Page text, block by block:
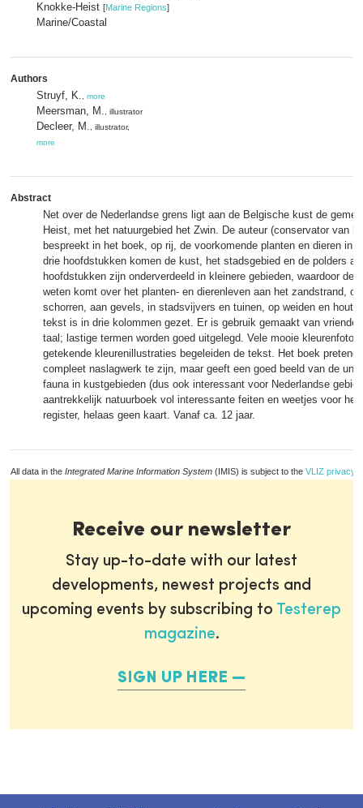
Knokke-Heist [Marine Regions]
Marine/Coastal
Authors
Struyf, K. more
Meersman, M. , illustrator
Decleer, M. , illustrator,
more
Abstract
Net over de Nederlandse grens ligt aan de Belgische kust de
Heist, met het natuurgebied het Zwin. De auteur (conservator van
bespreekt in het boek, op rij, de voorkomende planten en dieren in
drie hoofdstukken komen de kust, het stadsgebied en de polders
hoofdstukken zijn onderverdeeld in kleinere gebieden, waardoor de
weten komt over het planten- en dierenleven aan het zandstrand,
schorren, aan gevels, in stadsvijvers en tuinen, op weiden en
tekst is in drie kolommen gezet. Er is gebruik gemaakt van
taal; lastige termen worden goed uitgelegd. Vele mooie
getekende kleurenillustraties begeleiden de tekst. Het boek
compleet naslagwerk te zijn, maar geeft een goed beeld van de
fauna in kustgebieden (dus ook interessant voor Nederlandse
aantrekkelijk natuurboek vol interessante feiten en weetjes voor het
register, helaas geen kaart. Vanaf ca. 12 jaar.
All data in the Integrated Marine Information System (IMIS) is subject to the VLIZ privacy
Receive our newsletter
Stay up-to-date with our latest
developments, newest projects and
upcoming events by subscribing to Testerep
magazine.
SIGN UP HERE